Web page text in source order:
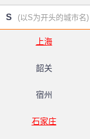
S (以S为开头的城市名)
上海
韶关
宿州
石家庄